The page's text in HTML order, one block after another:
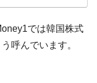
⇒ 耐久性「なさす
では韓国株式
呼んでいます。